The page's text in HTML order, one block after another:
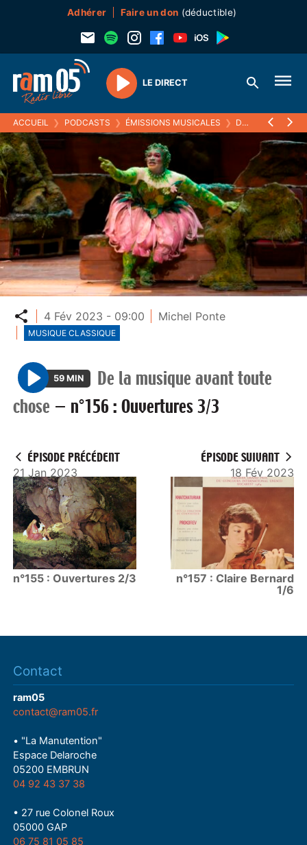
Adhérer Faire un don (déductible)
Play
LE DIRECT
ACCUEIL ❯ PODCASTS ❯ ÉMISSIONS MUSICALES ❯ DE LA MUSIQUE AVANT TOUTE CHOSE
Partager
4 Fév 2023 - 09:00 Michel Ponte
MUSIQUE CLASSIQUE
P
l
59 MIN
De la musique avant toute
chose — n°156 : Ouvertures 3/3
ÉPISODE PRÉCÉDENT
21 Jan 2023
n°155 : Ouvertures 2/3
ÉPISODE SUIVANT
18 Fév 2023
n°157 : Claire Bernard
1/6
Contact
ram05
contact@ram05.fr
• "La Manutention"
Espace Delaroche
05200 EMBRUN
04 92 43 37 38
• 27 rue Colonel Roux
05000 GAP
06 75 81 05 85